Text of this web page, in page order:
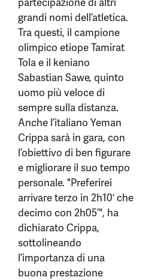
grandi nomi dell’atletica.
Tra questi, il campione
olimpico etiope Tamirat
Tola e il keniano
Sabastian Sawe, quinto
uomo più veloce di
sempre sulla distanza.
Anche l’italiano Yeman
Crippa sarà in gara, con
l’obiettivo di ben figurare
e migliorare il suo tempo
personale. "Preferirei
arrivare terzo in 2h10′ che
decimo con 2h05’", ha
dichiarato Crippa,
sottolineando
l’importanza di una
buona prestazione